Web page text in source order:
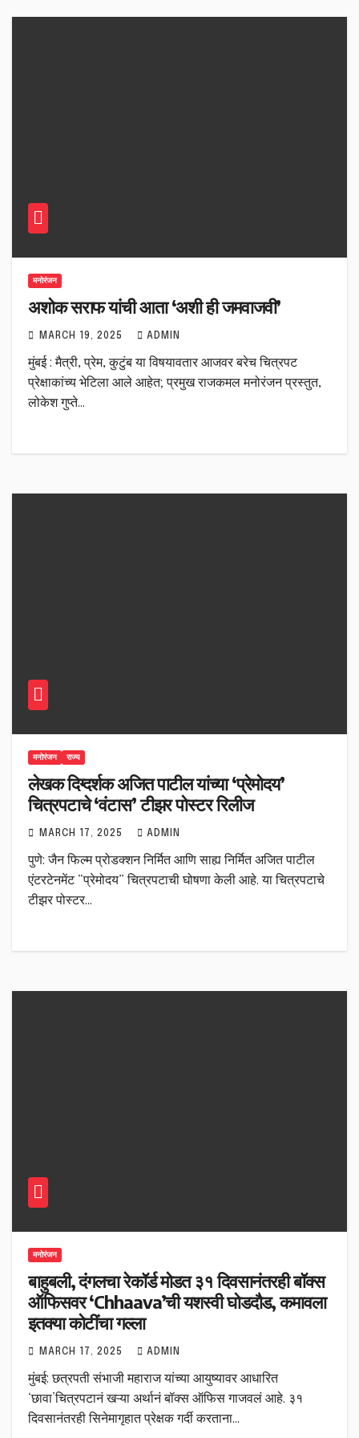
मनोरंजन
अशोक सराफ यांची आता ‘अशी ही जमवाजवी’
MARCH 19, 2025 ADMIN
मुंबई : मैत्री, प्रेम, कुटुंब या विषयावतार आजवर बरेच चित्रपट
प्रेक्षाकांच्य भेटिला आले आहेत; प्रमुख राजकमल मनोरंजन प्रस्तुत,
लोकेश गुप्ते…
मनोरंजन राज्य
लेखक दिग्दर्शक अजित पाटील यांच्या ‘प्रेमोदय’
चित्रपटाचे ‘वंटास’ टीझर पोस्टर रिलीज
MARCH 17, 2025 ADMIN
पुणे: जैन फिल्म प्रोडक्शन निर्मित आणि साह्य निर्मित अजित पाटील
एंटरटेनमेंट “प्रेमोदय” चित्रपटाची घोषणा केली आहे. या चित्रपटाचे
टीझर पोस्टर…
मनोरंजन
बाहुबली, दंगलचा रेकॉर्ड मोडत ३१ दिवसानंतरही बॉक्स
ऑफिसवर ‘Chhaava’ची यशस्वी घोडदौड, कमावला
इतक्या कोटींचा गल्ला
MARCH 17, 2025 ADMIN
मुंबई: छत्रपती संभाजी महाराज यांच्या आयुष्यावर आधारित
‘छावा’चित्रपटानं खऱ्या अर्थानं बॉक्स ऑफिस गाजवलं आहे. ३१
दिवसानंतरही सिनेमागृहात प्रेक्षक गर्दी करताना…